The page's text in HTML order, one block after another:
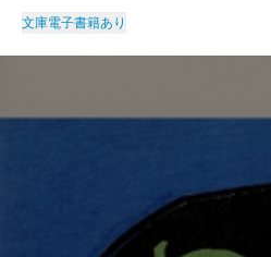
文庫電子書籍あり